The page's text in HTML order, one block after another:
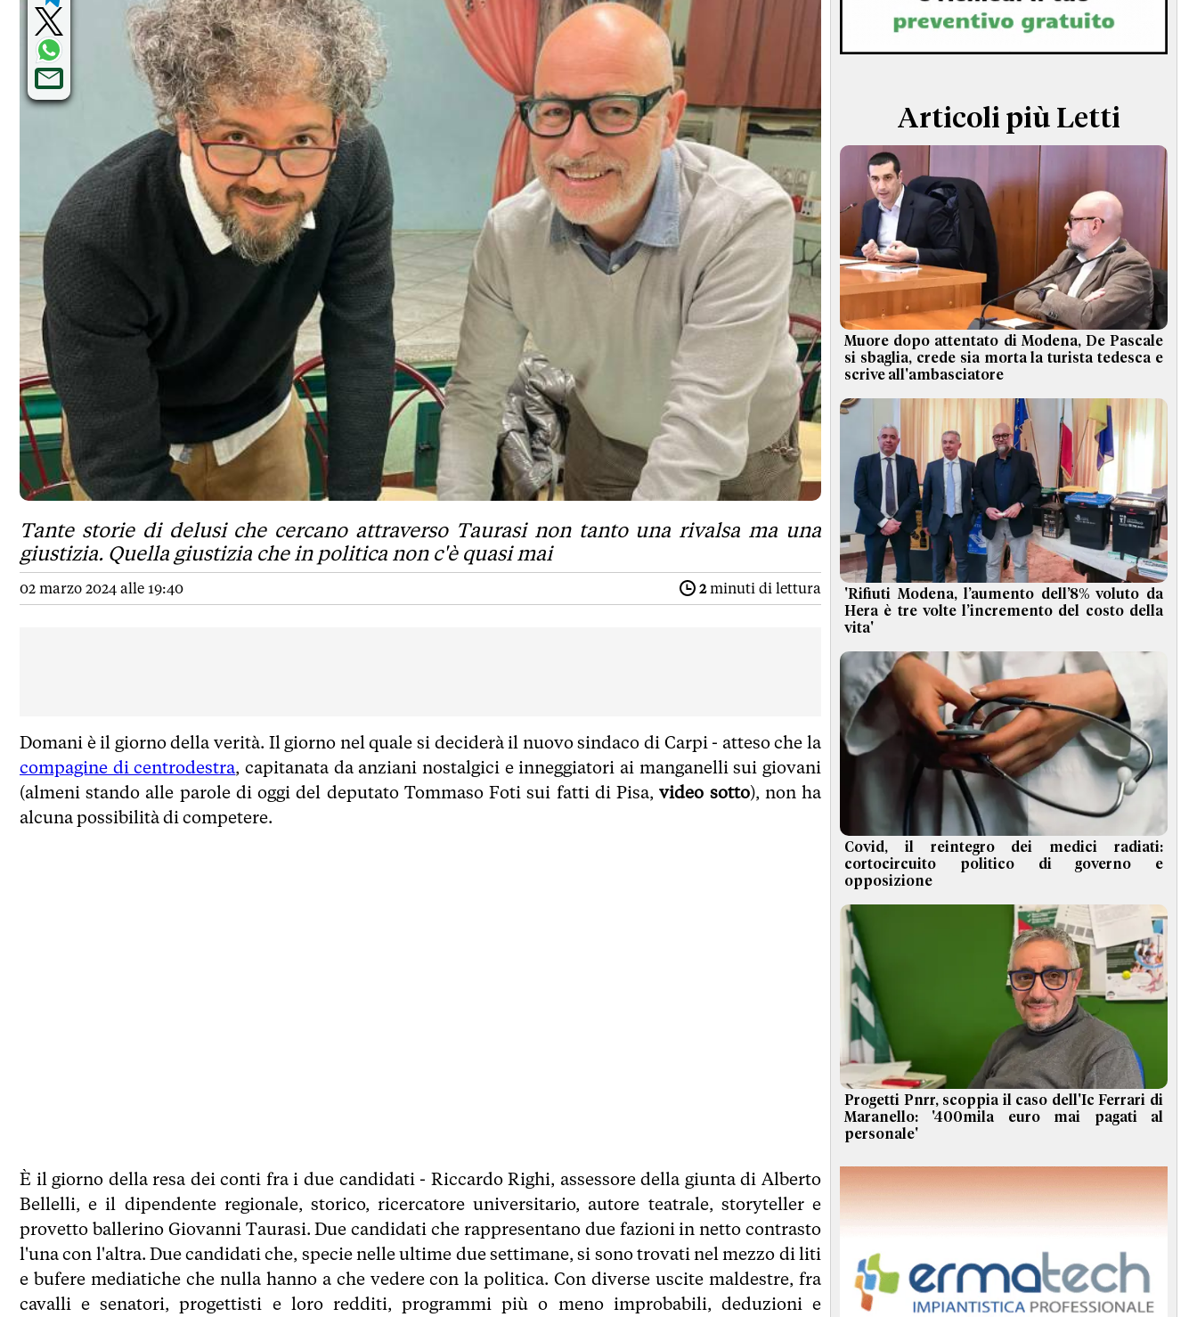
TERMINI e CONDIZIONI
Tante storie di delusi che cercano attraverso Taurasi non tanto una rivalsa ma una
giustizia. Quella giustizia che in politica non c'è quasi mai
02 marzo 2024 alle 19:40 2minuti di lettura
Domani è il giorno della verità. Il giorno nel quale si deciderà il nuovo sindaco di Carpi - atteso che la
compagine di centrodestra, capitanata da anziani nostalgici e inneggiatori ai manganelli sui giovani
(almeni stando alle parole di oggi del deputato Tommaso Foti sui fatti di Pisa,video sotto), non ha
alcuna possibilità di competere.
È il giorno della resa dei conti fra i due candidati - Riccardo Righi, assessore della giunta di Alberto
Bellelli, e il dipendente regionale, storico, ricercatore universitario, autore teatrale, storyteller e
provetto ballerino Giovanni Taurasi. Due candidati che rappresentano due fazioni in netto contrasto
l'una con l'altra. Due candidati che, specie nelle ultime due settimane, si sono trovati nel mezzo di liti
e bufere mediatiche che nulla hanno a che vedere con la politica. Con diverse uscite maldestre, fra
cavalli e senatori, progettisti e loro redditi, programmi più o meno improbabili, deduzioni e
Articoli più Letti
Muore dopo attentato di Modena, De Pascale
si sbaglia, crede sia morta la turista tedesca e
scrive all'ambasciatore
'Rifiuti Modena, l’aumento dell’8% voluto da
Hera è tre volte l’incremento del costo della
vita'
Covid, il reintegro dei medici radiati:
cortocircuito politico di governo e
opposizione
Progetti Pnrr, scoppia il caso dell'Ic Ferrari di
Maranello: '400mila euro mai pagati al
personale'